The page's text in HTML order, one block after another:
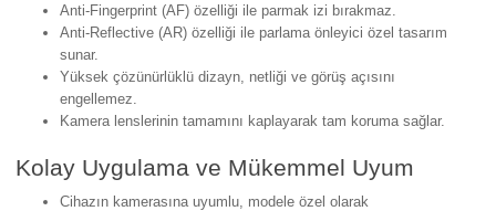
Anti-Fingerprint (AF) özelliği ile parmak izi bırakmaz.
Anti-Reflective (AR) özelliği ile parlama önleyici özel tasarım
sunar.
Yüksek çözünürlüklü dizayn, netliği ve görüş açısını
engellemez.
Kamera lenslerinin tamamını kaplayarak tam koruma sağlar.
Kolay Uygulama ve Mükemmel Uyum
Cihazın kamerasına uyumlu, modele özel olarak